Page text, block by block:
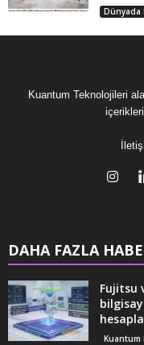
Dünyada
Kuantum Teknolojileri
DAHA FAZLA
Fujitsu
Kuantum